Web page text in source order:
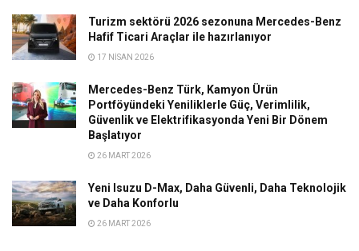
Turizm sektörü 2026 sezonuna Mercedes-Benz
Hafif Ticari Araçlar ile hazırlanıyor
17 NISAN 2026
Mercedes-Benz Türk, Kamyon Ürün
Portföyündeki Yeniliklerle Güç, Verimlilik,
Güvenlik ve Elektrifikasyonda Yeni Bir Dönem
Başlatıyor
26 MART 2026
Yeni Isuzu D-Max, Daha Güvenli, Daha Teknolojik
ve Daha Konforlu
26 MART 2026